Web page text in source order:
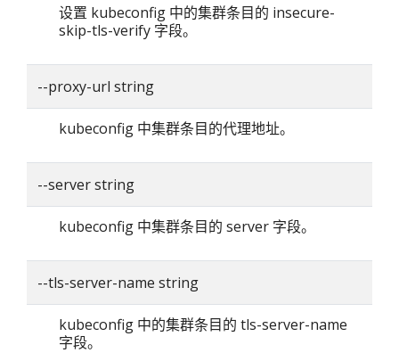
设置 kubeconfig 中的集群条目的 insecure-
skip-tls-verify 字段。
--proxy-url string
kubeconfig 中集群条目的代理地址。
--server string
kubeconfig 中集群条目的 server 字段。
--tls-server-name string
kubeconfig 中的集群条目的 tls-server-name
字段。